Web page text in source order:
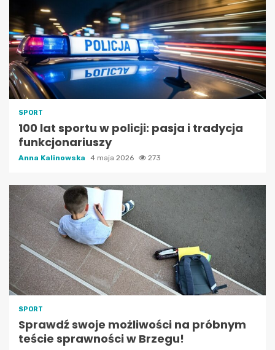
SPORT
100 lat sportu w policji: pasja i tradycja
funkcjonariuszy
Anna Kalinowska 4 maja 2026 273
SPORT
Sprawdź swoje możliwości na próbnym
teście sprawności w Brzegu!